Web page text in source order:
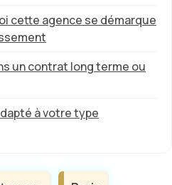
cette agence se démarque
un contrat long terme ou
à votre type